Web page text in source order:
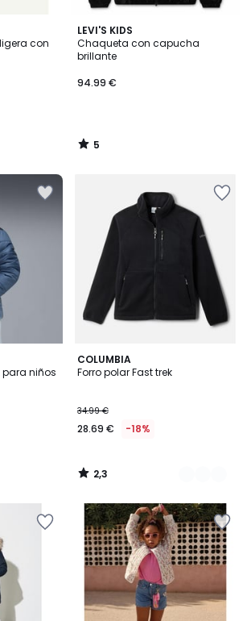
con
LEVI'S KIDS
Chaqueta con capucha
brillante
94.99 €
5
/
5
5
/
para niños
COLUMBIA
Forro polar Fast trek
34.99 €
28.69 € -18%
2,3
/ 5
2
Colores
2,3
/